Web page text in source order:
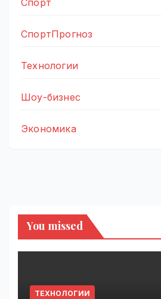
СпортПрогноз
Технологии
Шоу-бизнес
Экономика
You missed
ТЕХНОЛОГИИ